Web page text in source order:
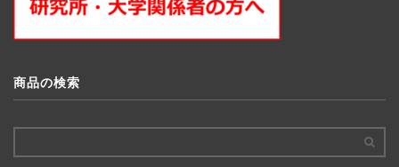
商品の検索